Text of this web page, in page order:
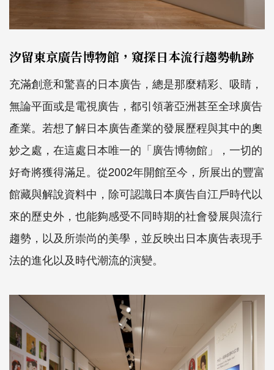
汐留東京廣告博物館，窺探日本流行趨勢軌跡
充滿創意和驚喜的日本廣告，總是那麼精彩、吸睛，
無論平面或是電視廣告，都引領著亞洲甚至全球廣告
產業。若想了解日本廣告產業的發展歷程與其中的奧
妙之處，在這處日本唯一的「廣告博物館」，一切的
好奇將獲得滿足。從2002年開館至今，所展出的豐富
館藏與解說資料中，除可認識日本廣告自江戶時代以
來的歷史外，也能夠感受不同時期的社會發展與流行
趨勢，以及所崇尚的美學，並反映出日本廣告表現手
法的進化以及時代潮流的演變。